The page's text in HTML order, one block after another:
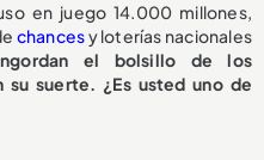
en juego 14.000 millones,
chancesy loterías nacionales
el bolsillo de los
suerte. ¿Es usted uno de